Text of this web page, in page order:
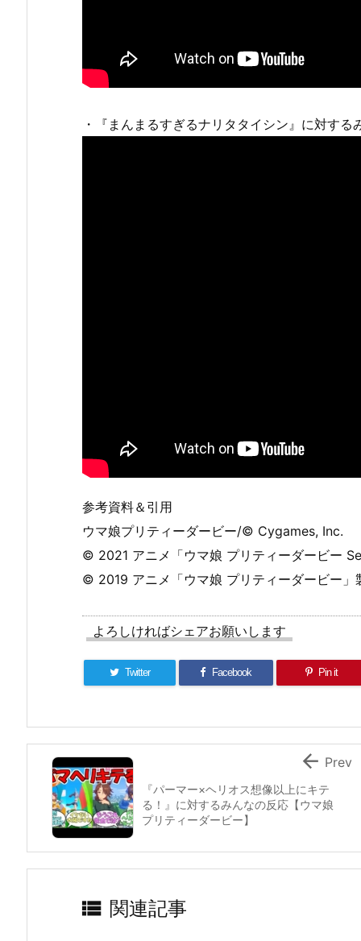
・『まんまるすぎるナリタタイシン』に対する
参考資料＆引用
ウマ娘プリティーダービー/© Cygames, Inc.
© 2021 アニメ「ウマ娘 プリティーダービー
© 2019 アニメ「ウマ娘 プリティーダービー」
よろしければシェアお願いします
Twitter Facebook Pin it
『パーマー×ヘリオス想像以上にキテ
る！』に対するみんなの反応【ウマ娘
プリティーダービー】
 Prev
 関連記事